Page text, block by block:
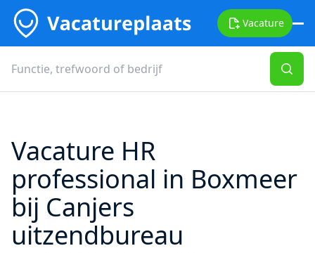
Vacature
Vacature HR
professional in Boxmeer
bij Canjers
uitzendbureau